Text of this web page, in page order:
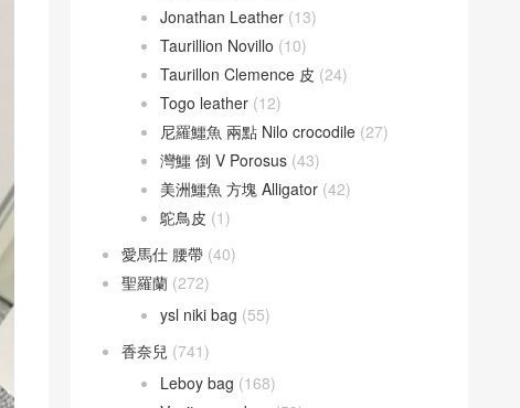
Jonathan Leather (13)
Taurillion Novillo (10)
Taurillon Clemence 皮 (24)
Togo leather (12)
尼羅鱷魚 兩點 Nilo crocodile (27)
灣鱷 倒 V Porosus (43)
美洲鱷魚 方塊 Alligator (42)
鴕鳥皮 (1)
愛馬仕 腰帶 (40)
聖羅蘭 (272)
ysl niki bag (55)
香奈兒 (741)
Leboy bag (168)